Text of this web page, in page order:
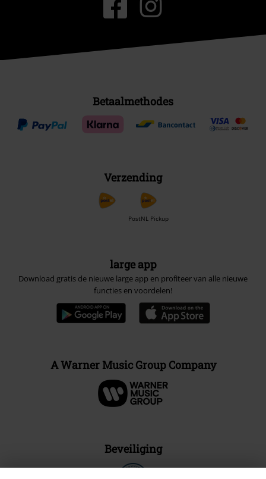
Betaalmethodes
Verzending
PostNL Pickup
large app
Download gratis de nieuwe large app en profiteer van alle nieuwe
functies en voordelen!
A Warner Music Group Company
Beveiliging